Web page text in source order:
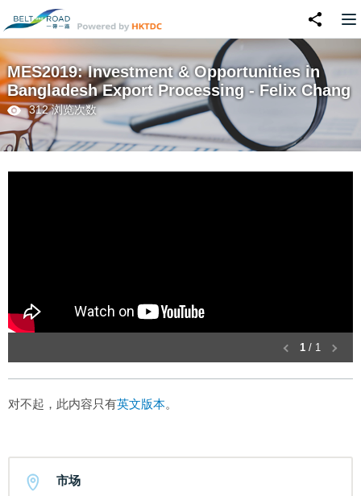
MES2019: Investment & Opportunities in
Bangladesh Export Processing - Felix Chang
312 浏览次数
1 / 1
对不起，此内容只有英文版本。
市场